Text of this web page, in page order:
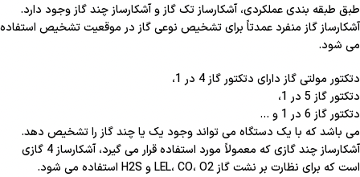
طبق طبقه بندی عملکردی، آشکارساز تک گاز و آشکارساز چند گاز وجود دارد.
آشکارساز گاز منفرد عمدتاً برای تشخیص نوعی گاز در موقعیت تشخیص استفاده
می شود.
دتکتور مولتی گاز دارای دتکتور گاز 4 در 1،
دتکتور گاز 5 در 1،
دتکتور گاز 6 در 1 و …
می باشد که با یک دستگاه می تواند وجود یک یا چند گاز را تشخیص دهد.
آشکارساز چند گازی که معمولاً مورد استفاده قرار می گیرد، آشکارساز 4 گازی
است که برای نظارت بر نشت گاز LEL، CO، O2 و H2S استفاده می شود.